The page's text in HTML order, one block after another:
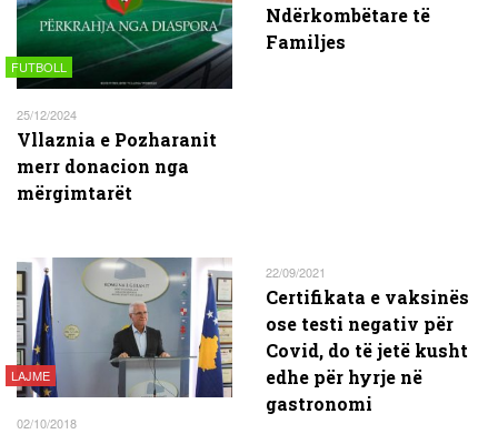
FUTBOLL
25/12/2024
Vllaznia e Pozharanit
merr donacion nga
mërgimtarët
Ndërkombëtare të
Familjes
LAJME
02/10/2018
22/09/2021
Certifikata e vaksinës
ose testi negativ për
Covid, do të jetë kusht
edhe për hyrje në
gastronomi